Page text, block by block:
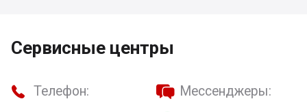
Сервисные центры
Телефон:
Мессенджеры: